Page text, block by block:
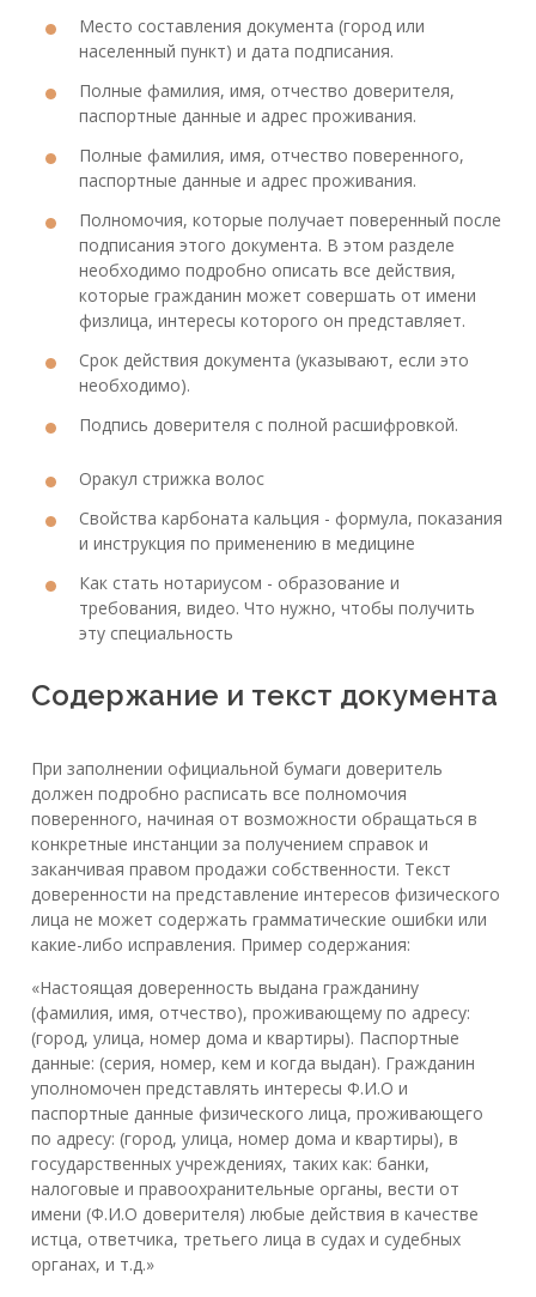
Место составления документа (город или
населенный пункт) и дата подписания.
Полные фамилия, имя, отчество доверителя,
паспортные данные и адрес проживания.
Полные фамилия, имя, отчество поверенного,
паспортные данные и адрес проживания.
Полномочия, которые получает поверенный после
подписания этого документа. В этом разделе
необходимо подробно описать все действия,
которые гражданин может совершать от имени
физлица, интересы которого он представляет.
Срок действия документа (указывают, если это
необходимо).
Подпись доверителя с полной расшифровкой.
Оракул стрижка волос
Свойства карбоната кальция - формула, показания
и инструкция по применению в медицине
Как стать нотариусом - образование и
требования, видео. Что нужно, чтобы получить
эту специальность
Содержание и текст документа
При заполнении официальной бумаги доверитель
должен подробно расписать все полномочия
поверенного, начиная от возможности обращаться в
конкретные инстанции за получением справок и
заканчивая правом продажи собственности. Текст
доверенности на представление интересов физического
лица не может содержать грамматические ошибки или
какие-либо исправления. Пример содержания:
«Настоящая доверенность выдана гражданину
(фамилия, имя, отчество), проживающему по адресу:
(город, улица, номер дома и квартиры). Паспортные
данные: (серия, номер, кем и когда выдан). Гражданин
уполномочен представлять интересы Ф.И.О и
паспортные данные физического лица, проживающего
по адресу: (город, улица, номер дома и квартиры), в
государственных учреждениях, таких как: банки,
налоговые и правоохранительные органы, вести от
имени (Ф.И.О доверителя) любые действия в качестве
истца, ответчика, третьего лица в судах и судебных
органах, и т.д.»